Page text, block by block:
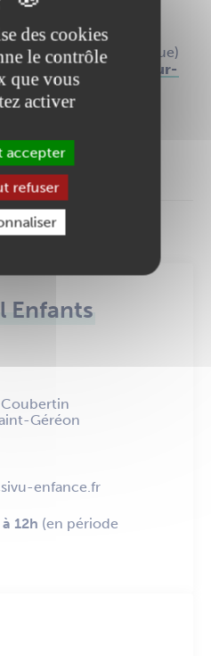
ans)
à Riaillé (L’Orange Bleue)
secteur-
des trois LAEP.
Enfants
Coubertin
Géréon
enfance.fr
12h (en période
des cookies
le contrôle
que vous
activer
accepter
refuser